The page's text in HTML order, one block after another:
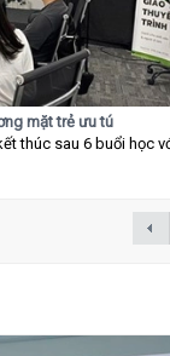
mặt trẻ ưu tú
thúc sau 6 buổi học